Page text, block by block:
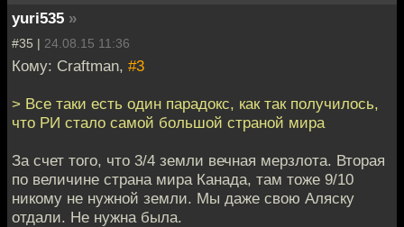
yuri535 »
#35 | 24.08.15 11:36
Кому: Craftman, #3
> Все таки есть один парадокс, как так получилось,
что РИ стало самой большой страной мира
За счет того, что 3/4 земли вечная мерзлота. Вторая
по величине страна мира Канада, там тоже 9/10
никому не нужной земли. Мы даже свою Аляску
отдали. Не нужна была.